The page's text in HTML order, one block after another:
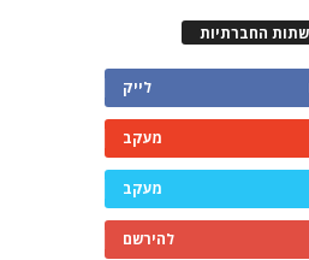
החברתיות
לייק
מעקב
מעקב
להירשם